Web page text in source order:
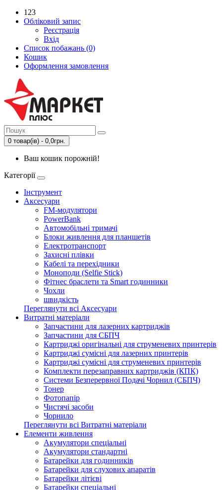
123
Обліковий запис
Реєстрація
Вхід
Список побажань (0)
Кошик
Оформлення замовлення
0 товар(ів) - 0,0грн.
Ваш кошик порожній!
Категорії
Інструмент
Аксесуари
FM-модулятори
PowerBank
Автомобільні тримачі
Блоки живлення для планшетів
Електротранспорт
Захисні плівки
Кабелі та перехідники
Моноподи (Selfie Stick)
Фітнес браслети та Smart годинники
Чохли
швидкість
Переглянути всі Аксесуари
Витратні матеріали
Запчастини для лазерних картриджів
Запчастини для СБПЧ
Картриджі оригінальні для струменевих принтерів
Картриджі сумісні для лазерних принтерів
Картриджі сумісні для струменевих принтерів
Комплекти перезаправних картриджів (КПК)
Системи Безперервної Подачі Чорнил (СБПЧ)
Тонер
Фотопапір
Чистячі засоби
Чорнило
Переглянути всі Витратні матеріали
Елементи живлення
Акумулятори спеціальні
Акумулятори стандартні
Батарейки для годинників
Батарейки для слухових апаратів
Батарейки літієві
Батарейки спеціальні